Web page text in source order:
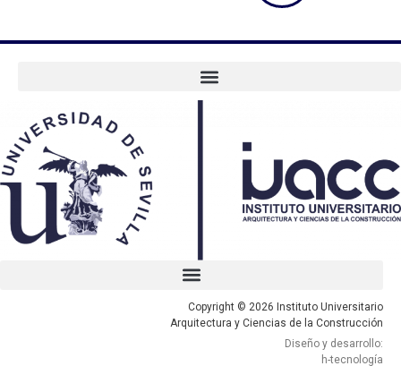
Copyright © 2026 Instituto Universitario
Arquitectura y Ciencias de la Construcción
Diseño y desarrollo:
h-tecnología